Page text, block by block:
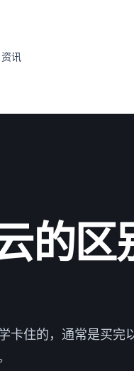
资讯
的区
卡住的，通常是买完